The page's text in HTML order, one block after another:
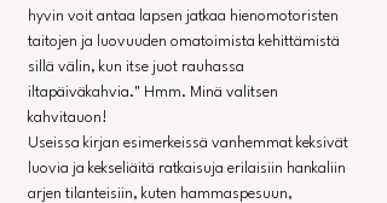
hyvin voit antaa lapsen jatkaa hienomotoristen
taitojen ja luovuuden omatoimista kehittämistä
sillä välin, kun itse juot rauhassa
iltapäiväkahvia." Hmm. Minä valitsen
kahvitauon!
Useissa kirjan esimerkeissä vanhemmat keksivät
luovia ja kekseliäitä ratkaisuja erilaisiin hankaliin
arjen tilanteisiin, kuten hammaspesuun,